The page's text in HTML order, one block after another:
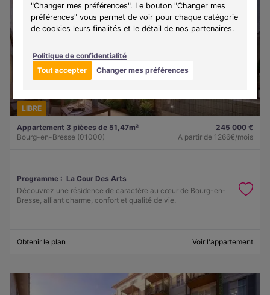
"Changer mes préférences". Le bouton "Changer mes
préférences" vous permet de voir pour chaque catégorie
de cookies leurs finalités et le détail de nos partenaires.
Politique de confidentialité
Tout accepter
Changer mes préférences
LIBRE
Appartement 3 pièces de 51,47m²
Bourg-en-Bresse (01000)
245 000 €
A partir de 1266€/mois
Programme : La Cour Des Arts
Découvrez une résidence de caractère au cœur de Bourg-en-
Bresse, alliant charme, confort et qualité de vie.
Obtenir le plan Voir l'appartement